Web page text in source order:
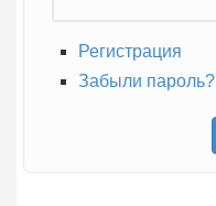
Регистрация
Забыли пароль?